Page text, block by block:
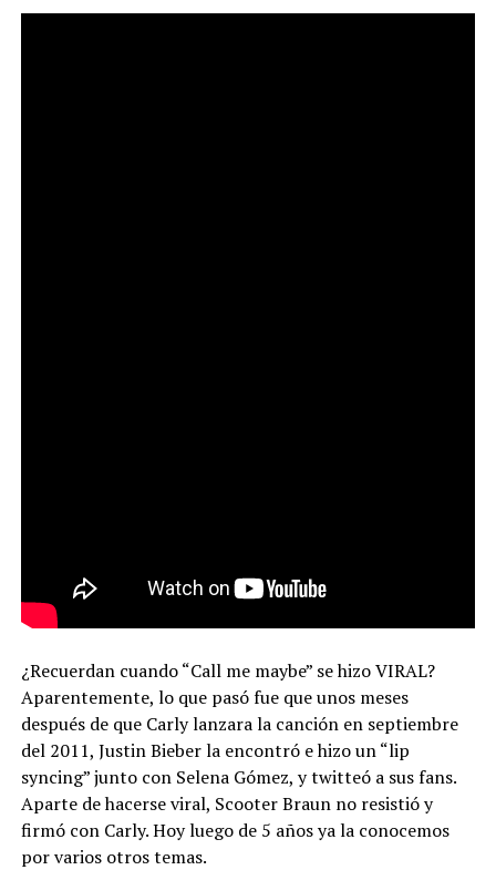
¿Recuerdan cuando “Call me maybe” se hizo VIRAL?
Aparentemente, lo que pasó fue que unos meses
después de que Carly lanzara la canción en septiembre
del 2011, Justin Bieber la encontró e hizo un “lip
syncing” junto con Selena Gómez, y twitteó a sus fans.
Aparte de hacerse viral, Scooter Braun no resistió y
firmó con Carly. Hoy luego de 5 años ya la conocemos
por varios otros temas.